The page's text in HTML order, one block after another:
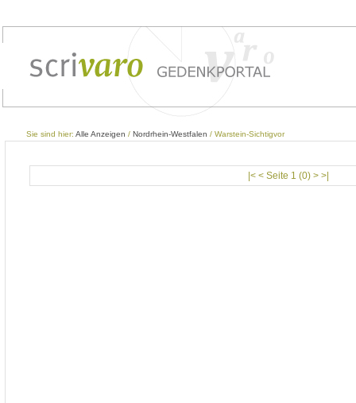
Sie sind hier: Alle Anzeigen / Nordrhein-Westfalen / Warstein-Sichtigvor
|< < Seite 1 (0) > >|